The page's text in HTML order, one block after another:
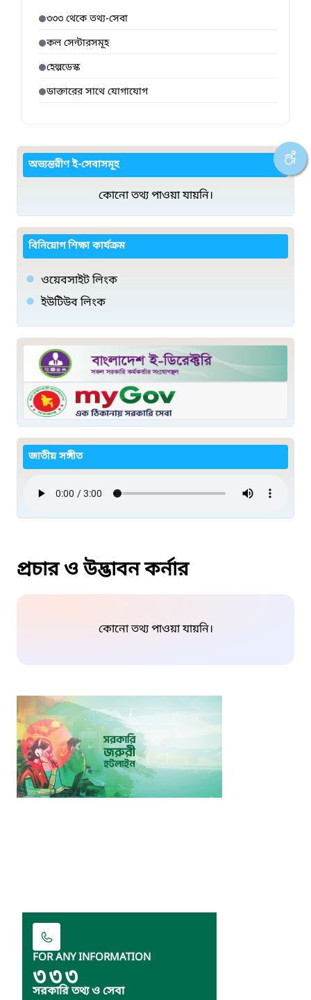
৩৩৩ থেকে তথ্য-সেবা
কল সেন্টারসমূহ
হেল্পডেস্ক
ডাক্তারের সাথে যোগাযোগ
অভ্যন্তরীণ ই-সেবাসমূহ
কোনো তথ্য পাওয়া যায়নি।
বিনিয়োগ শিক্ষা কার্যক্রম
ওয়েবসাইট লিংক
ইউটিউব লিংক
জাতীয় সঙ্গীত
প্রচার ও উদ্ভাবন কর্নার
কোনো তথ্য পাওয়া যায়নি।
FOR ANY INFORMATION
৩৩৩
সরকারি তথ্য ও সেবা